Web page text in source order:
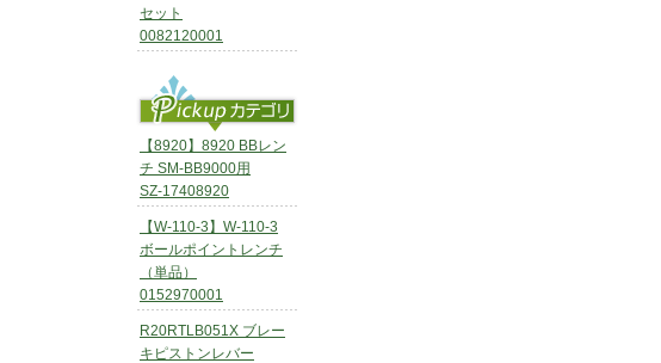
セット
0082120001
【8920】8920 BBレン
チ SM-BB9000用
SZ-17408920
【W-110-3】W-110-3
ボールポイントレンチ
（単品）
0152970001
R20RTLB051X ブレー
キピストンレバー